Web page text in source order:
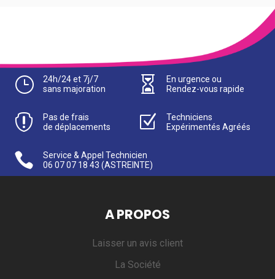
}
24h/24 et 7j/7
sans majoration

En urgence ou
Rendez-vous rapide

Pas de frais
de déplacements
Z
Techniciens
Expérimentés Agréés

Service & Appel Technicien
06 07 07 18 43 (ASTREINTE)
A PROPOS
Laisser un avis client
La Société